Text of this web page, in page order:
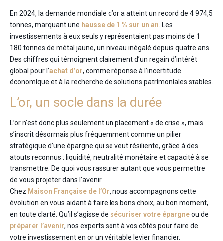
En 2024, la demande mondiale d’or a atteint un record de 4 974,5
tonnes, marquant une hausse de 1 % sur un an. Les
investissements à eux seuls y représentaient pas moins de 1
180 tonnes de métal jaune, un niveau inégalé depuis quatre ans.
Des chiffres qui témoignent clairement d’un regain d’intérêt
global pour l’achat d’or, comme réponse à l’incertitude
économique et à la recherche de solutions patrimoniales stables.
L’or, un socle dans la durée
L’or n’est donc plus seulement un placement « de crise », mais
s’inscrit désormais plus fréquemment comme un pilier
stratégique d’une épargne qui se veut résiliente, grâce à des
atouts reconnus : liquidité, neutralité monétaire et capacité à se
transmettre. De quoi vous rassurer autant que vous permettre
de vous projeter dans l’avenir.
Chez Maison Française de l’Or, nous accompagnons cette
évolution en vous aidant à faire les bons choix, au bon moment,
en toute clarté. Qu’il s’agisse de sécuriser votre épargneou de
préparer l’avenir, nos experts sont à vos côtés pour faire de
votre investissement en or un véritable levier financier.